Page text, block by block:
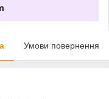
Умови повернення